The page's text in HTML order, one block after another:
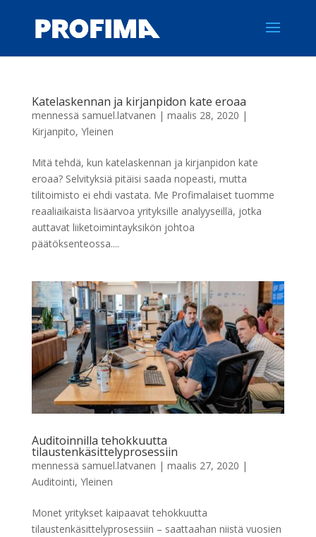
Katelaskennan ja kirjanpidon kate eroaa
mennessä samuel.latvanen | maalis 28, 2020 |
Kirjanpito, Yleinen
Mitä tehdä, kun katelaskennan ja kirjanpidon kate
eroaa? Selvityksiä pitäisi saada nopeasti, mutta
tilitoimisto ei ehdi vastata. Me Profimalaiset tuomme
reaaliaikaista lisäarvoa yrityksille analyyseillä, jotka
auttavat liiketoimintayksikön johtoa
päätöksenteossa....
Auditoinnilla tehokkuutta
tilaustenkäsittelyprosessiin
mennessä samuel.latvanen | maalis 27, 2020 |
Auditointi, Yleinen
Monet yritykset kaipaavat tehokkuutta
tilaustenkäsittelyprosessiin – saattaahan niistä vuosien